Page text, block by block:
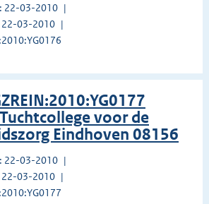
22-03-2010
22-03-2010
voor de
Eindhoven 08156
22-03-2010
22-03-2010